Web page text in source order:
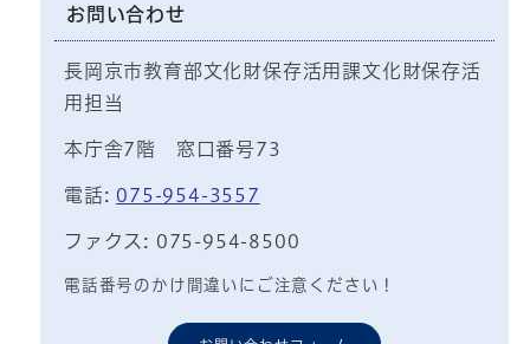
お問い合わせ
長岡京市教育部文化財保存活用課文化財保存活
用担当
本庁舎7階 窓口番号73
電話: 075-954-3557
ファクス: 075-954-8500
電話番号のかけ間違いにご注意ください！